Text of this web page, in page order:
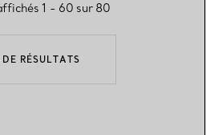
DE RÉSULTATS
1 - 60 sur 80